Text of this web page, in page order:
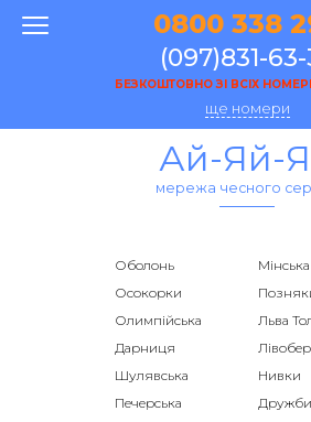
0800 338
(097)831-
БЕЗКОШТОВНО ЗІ ВСІХ
ще номери
Ай-Яй-
мережа чесного
Оболонь
Мінська
Осокорки
Олимпійська
Льва
Дарниця
Шулявська
Нивки
Печерська
Дружби